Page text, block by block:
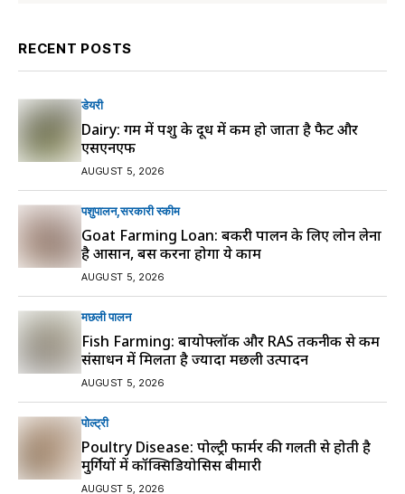
RECENT POSTS
डेयरी
Dairy: गर्मी में पशु के दूध में कम हो जाता है फैट और
एसएनएफ
AUGUST 5, 2026
पशुपालन सरकारी स्की‍म
Goat Farming Loan: बकरी पालन के लिए लोन लेना
है आसान, बस करना होगा ये काम
AUGUST 5, 2026
मछली पालन
Fish Farming: बायोफ्लॉक और RAS तकनीक से कम
संसाधन में मिलता है ज्यादा मछली उत्पादन
AUGUST 5, 2026
पोल्ट्री
Poultry Disease: पोल्ट्री फार्मर की गलती से होती है
मुर्गियों में कॉक्सिडियोसिस बीमारी
AUGUST 5, 2026